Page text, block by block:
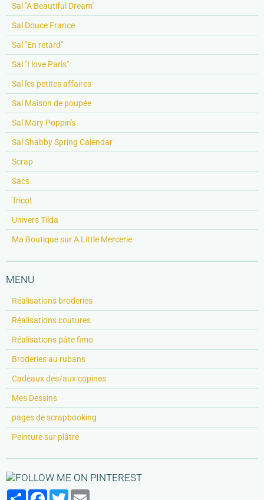
Sal "A Beautiful Dream"
Sal Douce France
Sal "En retard"
Sal "I love Paris"
Sal les petites affaires
Sal Maison de poupée
Sal Mary Poppin's
Sal Shabby Spring Calendar
Scrap
Sacs
Tricot
Univers Tilda
Ma Boutique sur A Little Mercerie
MENU
Réalisations broderies
Réalisations coutures
Réalisations pâte fimo
Broderies au rubans
Cadeaux des/aux copines
Mes Dessins
pages de scrapbooking
Peinture sur plâtre
PartagerFacebook
Twitter